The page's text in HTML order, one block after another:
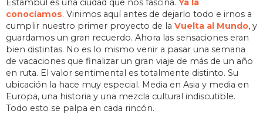
Estambul es una ciudad que nos fascina. Ya la
conocíamos. Vinimos aquí antes de dejarlo todo e irnos a
cumplir nuestro primer proyecto de la Vuelta al Mundo, y
guardamos un gran recuerdo. Ahora las sensaciones eran
bien distintas. No es lo mismo venir a pasar una semana
de vacaciones que finalizar un gran viaje de más de un año
en ruta. El valor sentimental es totalmente distinto. Su
ubicación la hace muy especial. Media en Asia y media en
Europa, una historia y una mezcla cultural indiscutible.
Todo esto se palpa en cada rincón.